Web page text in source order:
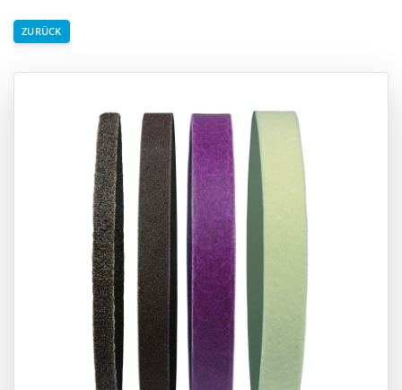
ZURÜCK